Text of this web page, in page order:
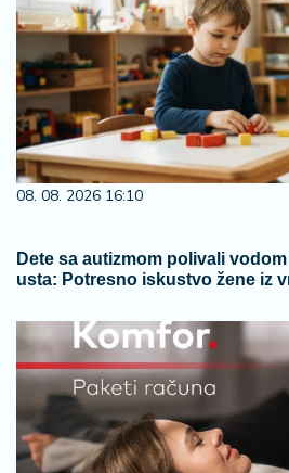
08. 08. 2026 16:10
Dete sa autizmom polivali
usta: Potresno iskustvo žene iz